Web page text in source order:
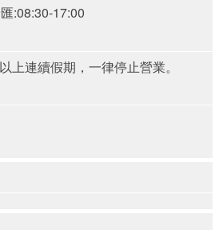
:08:30-17:00
上連續假期，一律停止營業。